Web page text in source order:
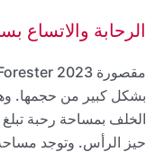
الرحابة والاتساع
بشكل كبير من حجمها.